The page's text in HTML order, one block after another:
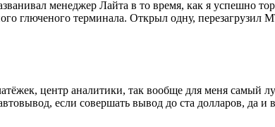
менеджер Лайта в то время, как я успешно
глюченого терминала. Открыл одну, перезагрузил
центр аналитики, так вообще для меня самый
если совершать вывод до ста долларов, да